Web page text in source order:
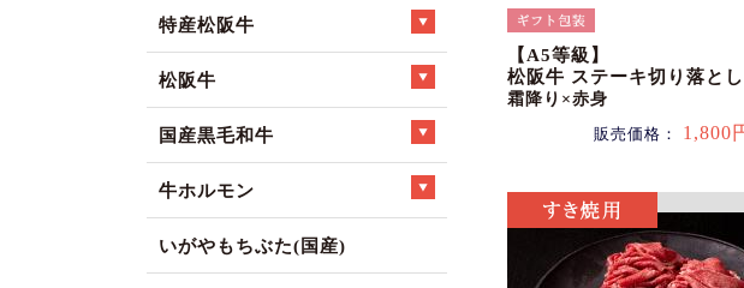
【A5等級】
松阪牛 ステーキ切り落とし
霜降り×赤身
販売価格： 1,800
特産松阪牛
松阪牛
国産黒毛和牛
牛ホルモン
いがやもちぶた(国産)